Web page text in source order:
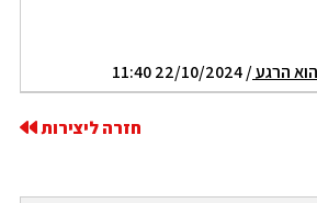
הרגע/ 22/10/2024 11:40
חזרה ליצירות